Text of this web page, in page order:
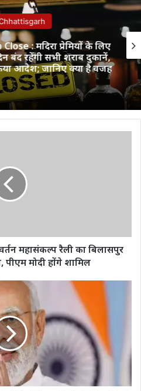
: मदिरा प्रेमियों के लिए
रहेंगी सभी शराब दुकानें,
आदेश; जानिए क्या है वजह
महासंकल्प रैली का बिलासपुर
मोदी होंगे शामिल